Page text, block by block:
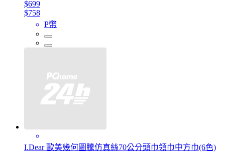
$699
$758
P幣
I.Dear 歐美幾何圖騰仿真絲70公分頭巾領巾中方巾(6色)